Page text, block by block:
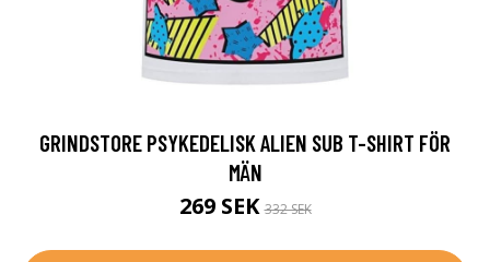
GRINDSTORE PSYKEDELISK ALIEN SUB T-SHIRT FÖR
MÄN
269 SEK332 SEK